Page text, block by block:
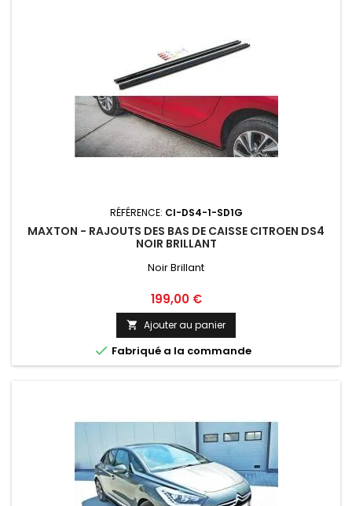
RÉFÉRENCE: CI-DS4-1-SD1G
MAXTON - RAJOUTS DES BAS DE CAISSE CITROEN DS4
NOIR BRILLANT
Noir Brillant
Prix
199,00 €
 Ajouter au panier
 Fabriqué a la commande